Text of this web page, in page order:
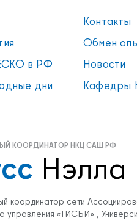
Контакты
Обмен
в РФ
Новости
дни
КООРДИНАТОР НКЦ САШ РФ
Нэлла
координатор сети
управления «ТИСБИ» ,